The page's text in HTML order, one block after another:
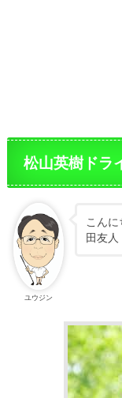
松山英樹ドラ
ユウジン
こん
田友人